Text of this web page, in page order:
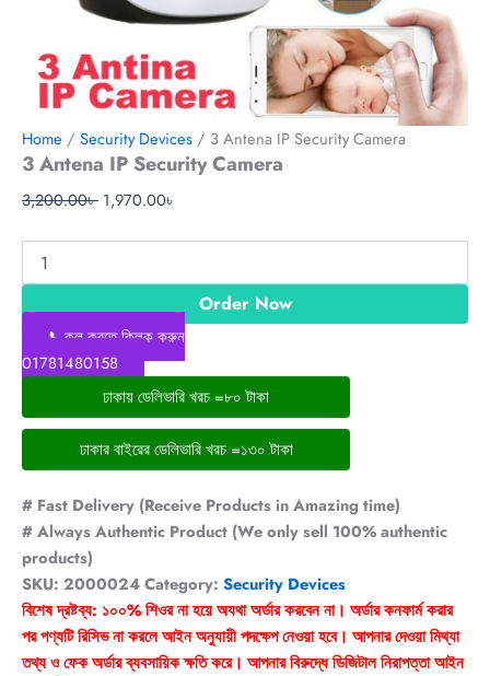
Home / Security Devices / 3 Antena IP Security Camera
3 Antena IP Security Camera
3,200.00৳ 1,970.00৳
Order Now
📞কল করতে ক্লিক করুন
01781480158
ঢাকায় ডেলিভারি খরচ =৮০ টাকা
ঢাকার বাইরের ডেলিভারি খরচ =১৩০ টাকা
# Fast Delivery (Receive Products in Amazing time)
# Always Authentic Product (We only sell 100% authentic
products)
SKU: 2000024Category: Security Devices
বিশেষ দ্রষ্টব্য: ১০০% শিওর না হয়ে অযথা অর্ডার করবেন না। অর্ডার কনফার্ম করার
পর পণ্যটি রিসিভ না করলে আইন অনুযায়ী পদক্ষেপ নেওয়া হবে। আপনার দেওয়া মিথ্যা
তথ্য ও ফেক অর্ডার ব্যবসায়িক ক্ষতি করে। আপনার বিরুদ্ধে ডিজিটাল নিরাপত্তা আইন